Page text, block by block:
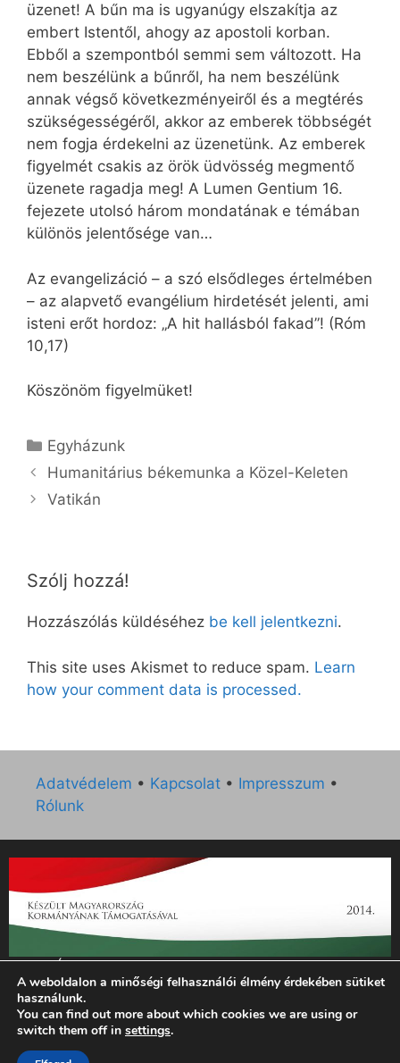
üzenet! A bűn ma is ugyanúgy elszakítja az
embert Istentől, ahogy az apostoli korban.
Ebből a szempontból semmi sem változott. Ha
nem beszélünk a bűnről, ha nem beszélünk
annak végső következményeiről és a megtérés
szükségességéről, akkor az emberek többségét
nem fogja érdekelni az üzenetünk. Az emberek
figyelmét csakis az örök üdvösség megmentő
üzenete ragadja meg! A Lumen Gentium 16.
fejezete utolsó három mondatának e témában
különös jelentősége van…
Az evangelizáció – a szó elsődleges értelmében
– az alapvető evangélium hirdetését jelenti, ami
isteni erőt hordoz: „A hit hallásból fakad”! (Róm
10,17)
Köszönöm figyelmüket!
Kategória
Egyházunk
Humanitárius békemunka a Közel-Keleten
Vatikán
Szólj hozzá!
Hozzászólás küldéséhez be kell jelentkezni.
This site uses Akismet to reduce spam. Learn
how your comment data is processed.
Adatvédelem • Kapcsolat • Impresszum •
Rólunk
„Az Új Ember katolikus hetilap 2014. évi működésének
támogatását az EGYH-KCP-14-P-0121 sz. támogatási
szerződés keretében 3 000 000 Ft összegben támogatta az
Emberi Erőforrások Minisztériuma.”
A weboldalon a minőségi felhasználói élmény érdekében sütiket
használunk.
You can find out more about which cookies we are using or
switch them off in settings.